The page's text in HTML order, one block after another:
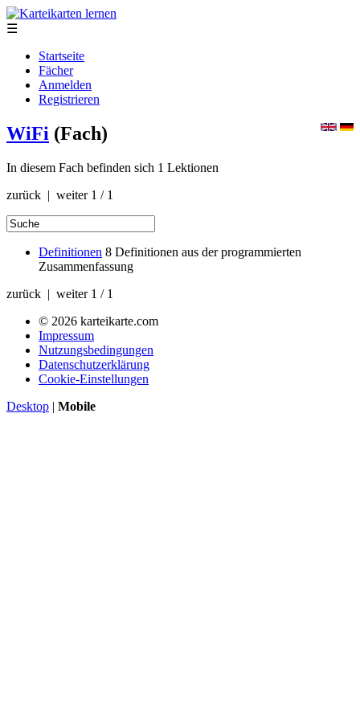
☰
Startseite
Fächer
Anmelden
Registrieren
WiFi (Fach)
In diesem Fach befinden sich 1 Lektionen
zurück | weiter 1 / 1
Definitionen 8 Definitionen aus der programmierten
Zusammenfassung
zurück | weiter 1 / 1
© 2026 karteikarte.com
Impressum
Nutzungsbedingungen
Datenschutzerklärung
Cookie-Einstellungen
Desktop | Mobile